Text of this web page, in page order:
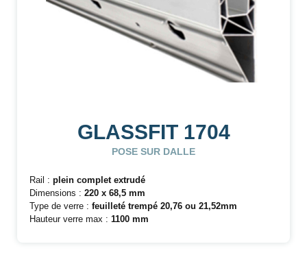
GLASSFIT 1704
POSE SUR DALLE
Rail : plein complet extrudé
Dimensions : 220 x 68,5 mm
Type de verre : feuilleté trempé 20,76 ou 21,52mm
Hauteur verre max : 1100 mm